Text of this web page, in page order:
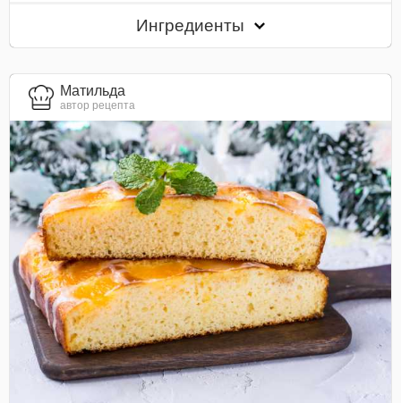
Ингредиенты
Матильда
автор рецепта